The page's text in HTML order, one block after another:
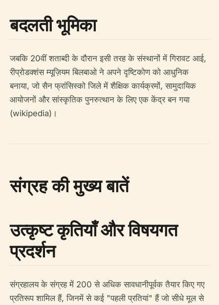
बदलती भूमिका
जबकि 20वीं शताब्दी के दौरान इसी तरह के संस्थानों में गिरावट आई,
रीप्रोडक्शंस म्यूज़ियम बिलबाओ ने अपने दृष्टिकोण को आधुनिक
बनाया, जो सैन फ्रांसिस्को जिले में शैक्षिक कार्यक्रमों, सामुदायिक
आयोजनों और सांस्कृतिक पुनरुत्थान के लिए एक केंद्र बन गया
(wikipedia)।
संग्रह की मुख्य बातें
उत्कृष्ट कृतियाँ और विषयगत
प्रदर्शन
संग्रहालय के संग्रह में 200 से अधिक सावधानीपूर्वक तैयार किए गए
प्रतिरूप शामिल हैं, जिनमें से कई "पहली प्रतियां" हैं जो सीधे मूल से